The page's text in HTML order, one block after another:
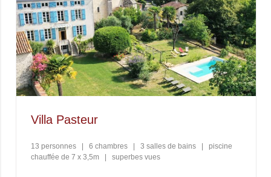
Villa Pasteur
13 personnes | 6 chambres | 3 salles de bains |
piscine
chauffée de 7 x 3,5m
| superbes vues